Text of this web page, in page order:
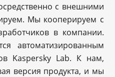
с внешними
Мы кооперируем с
в компании.
автоматизированным
Kaspersky Lab. К нам,
версия продукта, и мы